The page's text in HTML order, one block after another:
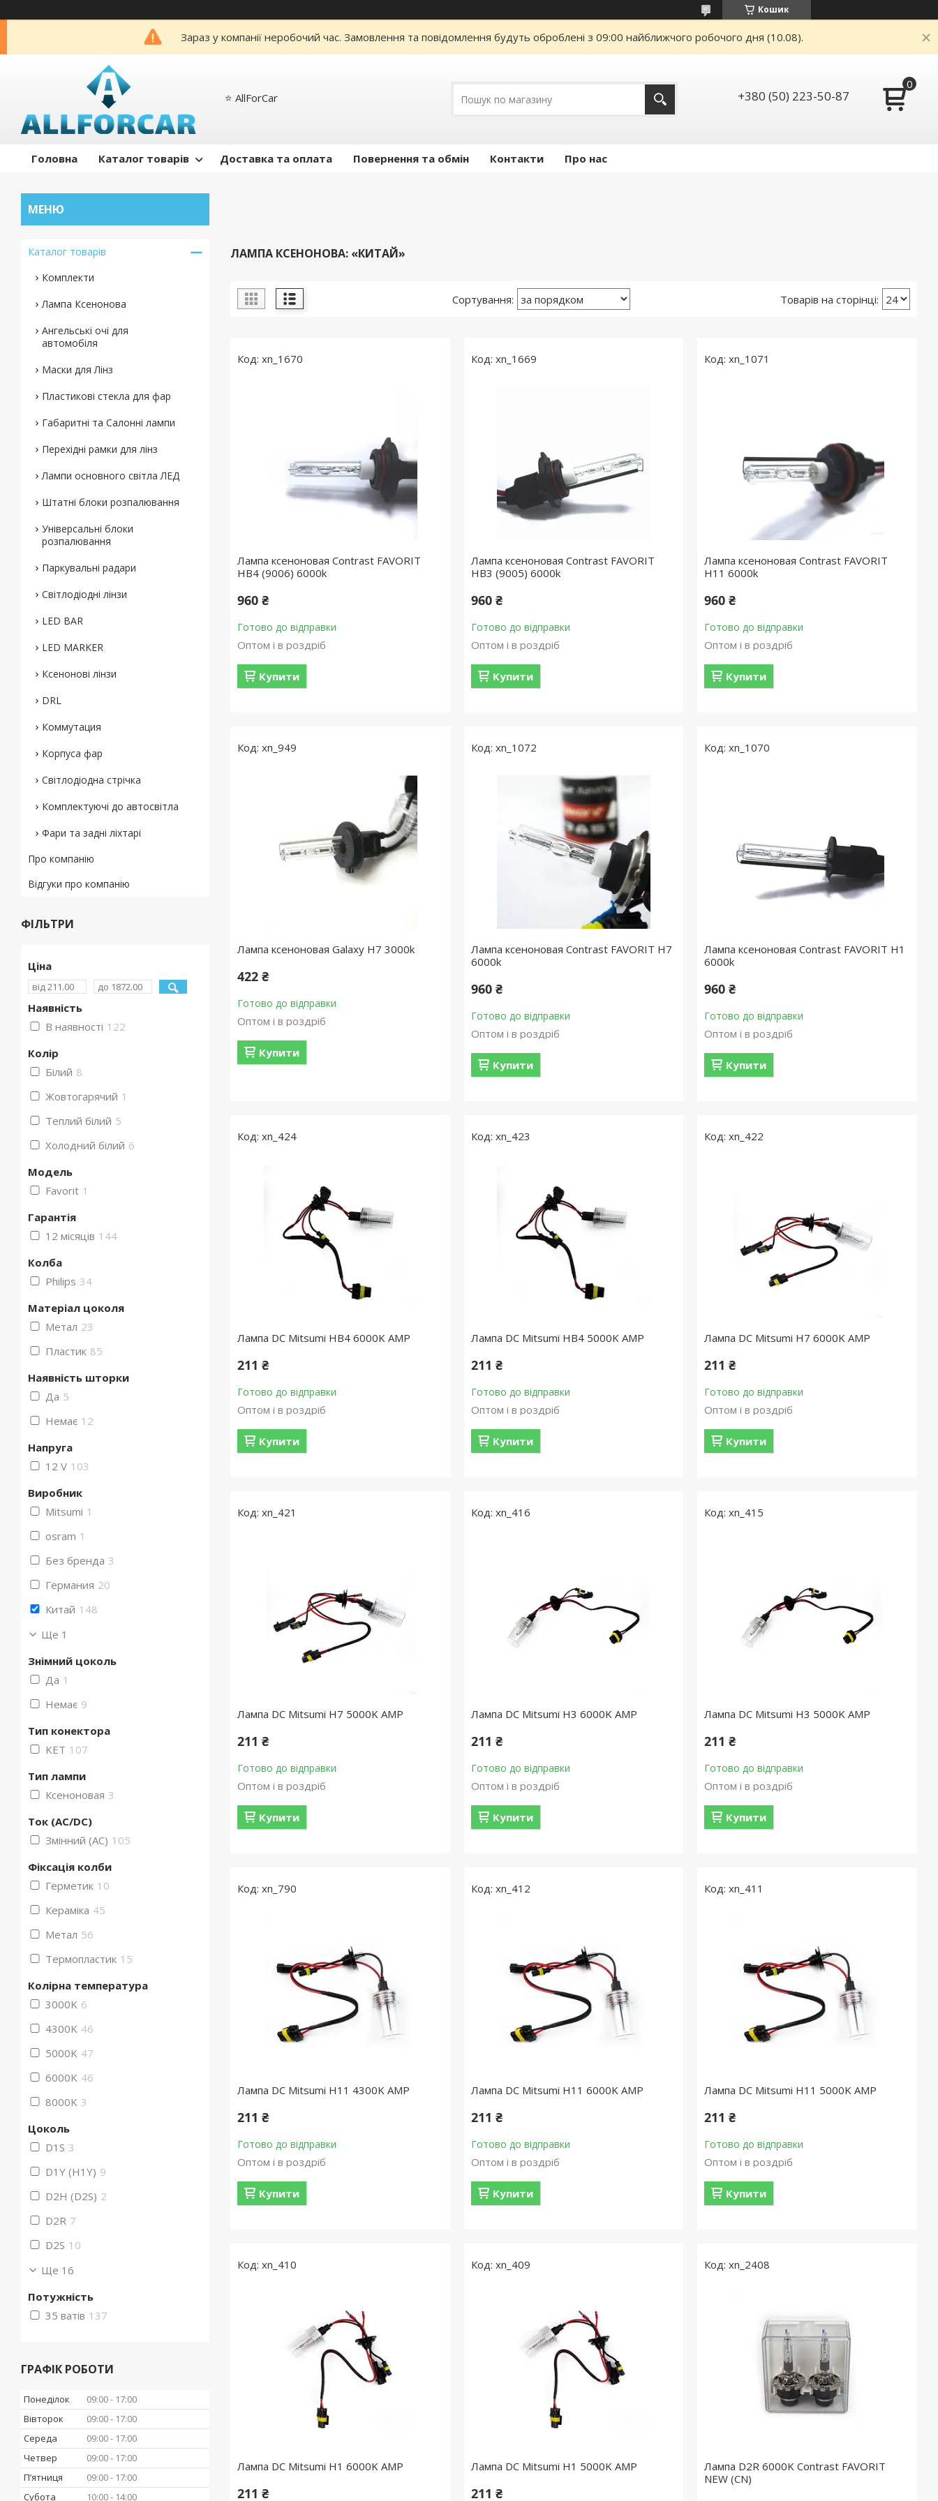
Кошик
Зараз у компанії неробочий час. Замовлення та повідомлення будуть оброблені з 09:00 найближчого робочого дня (10.08).
⭐️ AllForCar +380 (50) 223-50-87
Головна Каталог товарів Доставка та оплата Повернення та обмін Контакти Про нас
ЛАМПА КСЕНОНОВА: «КИТАЙ»
xn_1670
Лампа ксеноновая Contrast FAVORIT
HB4 (9006) 6000k
960 ₴
Готово до відправки
Оптом і в роздріб
Купити
xn_1669
Лампа ксеноновая Contrast FAVORIT
HB3 (9005) 6000k
960 ₴
Готово до відправки
Оптом і в роздріб
Купити
xn_1071
Лампа ксеноновая Contrast FAVORIT
H11 6000k
960 ₴
Готово до відправки
Оптом і в роздріб
Купити
xn_949
Лампа ксеноновая Galaxy H7 3000k
422 ₴
Готово до відправки
Оптом і в роздріб
Купити
xn_1072
Лампа ксеноновая Contrast FAVORIT H7
6000k
960 ₴
Готово до відправки
Оптом і в роздріб
Купити
xn_1070
Лампа ксеноновая Contrast FAVORIT H1
6000k
960 ₴
Готово до відправки
Оптом і в роздріб
Купити
xn_424
Лампа DC Mitsumi HB4 6000K AMP
211 ₴
Готово до відправки
Оптом і в роздріб
Купити
xn_423
Лампа DC Mitsumi HB4 5000K AMP
211 ₴
Готово до відправки
Оптом і в роздріб
Купити
xn_422
Лампа DC Mitsumi H7 6000K AMP
211 ₴
Готово до відправки
Оптом і в роздріб
Купити
xn_421
Лампа DC Mitsumi H7 5000K AMP
211 ₴
Готово до відправки
Оптом і в роздріб
Купити
xn_416
Лампа DC Mitsumi H3 6000K AMP
211 ₴
Готово до відправки
Оптом і в роздріб
Купити
xn_415
Лампа DC Mitsumi H3 5000K AMP
211 ₴
Готово до відправки
Оптом і в роздріб
Купити
xn_790
Лампа DC Mitsumi H11 4300K AMP
211 ₴
Готово до відправки
Оптом і в роздріб
Купити
xn_412
Лампа DC Mitsumi H11 6000K AMP
211 ₴
Готово до відправки
Оптом і в роздріб
Купити
xn_411
Лампа DC Mitsumi H11 5000K AMP
211 ₴
Готово до відправки
Оптом і в роздріб
Купити
xn_410
Лампа DC Mitsumi H1 6000K AMP
211 ₴
xn_409
Лампа DC Mitsumi H1 5000K AMP
211 ₴
xn_2408
Лампа D2R 6000K Contrast FAVORIT
NEW (CN)
Каталог товарів
Комплекти
Лампа Ксенонова
Ангельські очі для
автомобіля
Маски для Лінз
Пластикові стекла для фар
Габаритні та Салонні лампи
Перехідні рамки для лінз
Лампи основного світла ЛЕД
Штатні блоки розпалювання
Універсальні блоки
розпалювання
Паркувальні радари
Світлодіодні лінзи
LED BAR
LED MARKER
Ксенонові лінзи
DRL
Коммутация
Корпуса фар
Світлодіодна стрічка
Комплектуючі до автосвітла
Фари та задні ліхтарі
Про компанію
Відгуки про компанію
ФІЛЬТРИ
Ціна
Наявність
В наявності 122
Колір
Білий 8
Жовтогарячий 1
Теплий білий 5
Холодний білий 6
Мoдель
Favorit 1
Гарантія
12 місяців 144
Колба
Philips 34
Матеріал цоколя
Метал 23
Пластик 85
Наявність шторки
Да 5
Немає 12
Напруга
12 V 103
Виробник
Mitsumi 1
osram 1
Без бренда 3
Германия 20
Китай 148
Ще 1
Знімний цоколь
Да 1
Немає 9
Тип конектора
KET 107
Тип лампи
Ксеноновая 3
Ток (AC/DC)
Змінний (AC) 105
Фіксація колби
Герметик 10
Кераміка 45
Метал 56
Термопластик 15
Колірна температура
3000K 6
4300K 46
5000K 47
6000K 46
8000K 3
Цоколь
D1S 3
D1Y (H1Y) 9
D2H (D2S) 2
D2R 7
D2S 10
Ще 16
Потужність
35 ватів 137
ГРАФІК РОБОТИ
Понеділок 09:00
17:00
Вівторок
09:00
17:00
Середа
09:00
17:00
Четвер
09:00
17:00
Пʼятниця
09:00
17:00
Субота
10:00 14:00